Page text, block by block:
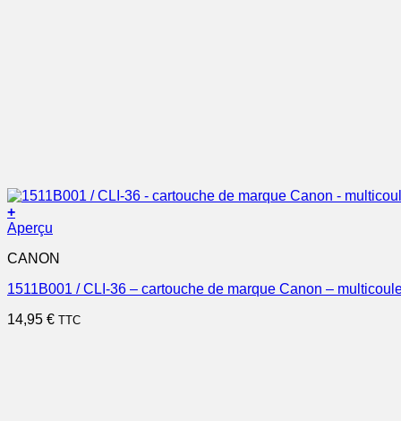
+
Aperçu
CANON
1511B001 / CLI-36 – cartouche de marque Canon –
14,95 € TTC